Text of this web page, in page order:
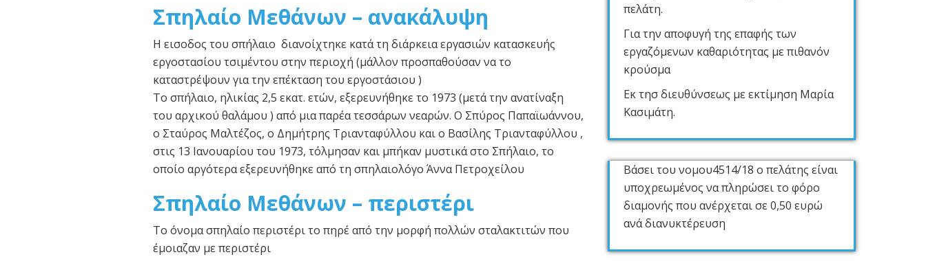
Σπηλαίο Μεθάνων – ανακάλυψη
Η εισοδος του σπήλαιο διανοίχτηκε κατά τη διάρκεια εργασιών κατασκευής
εργοστασίου τσιμέντου στην περιοχή (μάλλον προσπαθούσαν να το
καταστρέψουν για την επέκταση του εργοστάσιου )
Το σπήλαιο, ηλικίας 2,5 εκατ. ετών, εξερευνήθηκε το 1973 (μετά την ανατίναξη
του αρχικού θαλάμου ) από μια παρέα τεσσάρων νεαρών. Ο Σπύρος Παπαϊωάννου,
ο Σταύρος Μαλτέζος, ο Δημήτρης Τριανταφύλλου και ο Βασίλης Τριανταφύλλου ,
στις 13 Ιανουαρίου του 1973, τόλμησαν και μπήκαν μυστικά στο Σπήλαιο, το
οποίο αργότερα εξερευνήθηκε από τη σπηλαιολόγο Άννα Πετροχείλου
Σπηλαίο Μεθάνων – περιστέρι
Το όνομα σπηλαίο περιστέρι το πηρέ από την μορφή πολλών σταλακτιτών που
έμοιαζαν με περιστέρι
πελάτη.
Για την αποφυγή της επαφής των
εργαζόμενων καθαριότητας με πιθανόν
κρούσμα
Εκ τησ διευθύνσεως με εκτίμηση Μαρία
Κασιμάτη.
Βάσει του νομου4514/18 ο πελάτης είναι
υποχρεωμένος να πληρώσει το φόρο
διαμονής που ανέρχεται σε 0,50 ευρώ
ανά διανυκτέρευση